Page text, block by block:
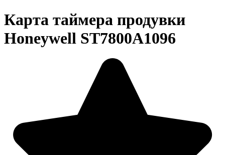
Карта таймера продувки
Honeywell ST7800A1096